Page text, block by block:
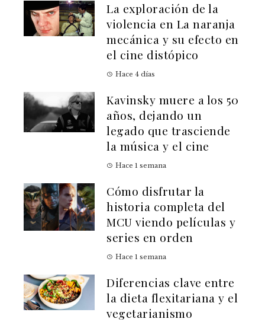
La exploración de la
violencia en La naranja
mecánica y su efecto en
el cine distópico
Hace 4 días
Kavinsky muere a los 50
años, dejando un
legado que trasciende
la música y el cine
Hace 1 semana
Cómo disfrutar la
historia completa del
MCU viendo películas y
series en orden
Hace 1 semana
Diferencias clave entre
la dieta flexitariana y el
vegetarianismo